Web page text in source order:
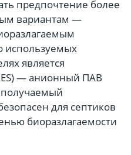
предпочтение более
вариантам —
используемых
является
— анионный ПАВ
получаемый
для септиков
биоразлагаемости